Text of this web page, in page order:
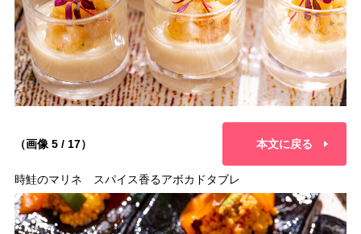
（画像 5 / 17） 本文に戻る
時鮭のマリネ スパイス香るアボカドタブレ